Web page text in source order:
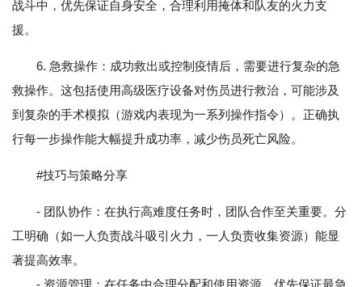
战斗中，优先保证自身安全，合理利用掩体和队友的火力支
援。
6. 急救操作：成功救出或控制疫情后，需要进行复杂的急
救操作。这包括使用高级医疗设备对伤员进行救治，可能涉及
到复杂的手术模拟（游戏内表现为一系列操作指令）。正确执
行每一步操作能大幅提升成功率，减少伤员死亡风险。
#技巧与策略分享
- 团队协作：在执行高难度任务时，团队合作至关重要。分
工明确（如一人负责战斗吸引火力，一人负责收集资源）能显
著提高效率。
- 资源管理：在任务中合理分配和使用资源，优先保证最急